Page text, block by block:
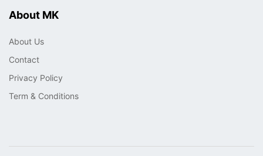
About MK
About Us
Contact
Privacy Policy
Term & Conditions